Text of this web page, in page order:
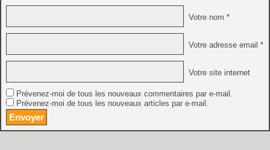
Votre nom *
Votre adresse email *
Votre site internet
Prévenez-moi de tous les nouveaux commentaires par e-mail.
Prévenez-moi de tous les nouveaux articles par e-mail.